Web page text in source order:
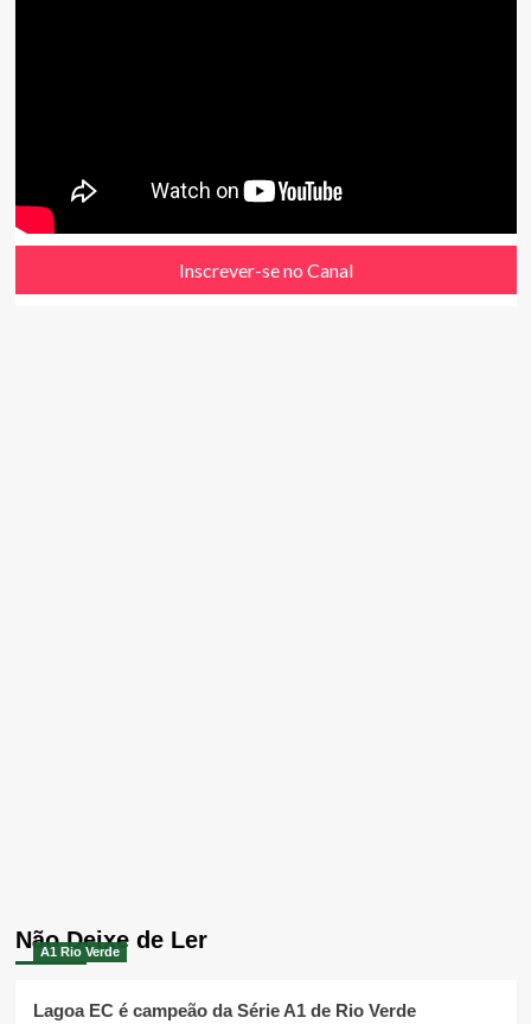
Inscrever-se no Canal
Não Deixe de Ler
A1 Rio Verde
Lagoa EC é campeão da Série A1 de Rio Verde